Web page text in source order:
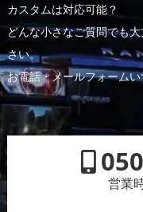
カスタムは対応可能？
どんな小さなご質問でも
さい。
お電話・メールフォームい
営業